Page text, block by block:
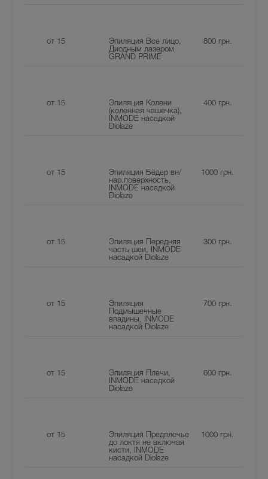
от 15
Эпиляция Все лицо,
Диодным лазером
GRAND PRIME
800грн.
от 15
Эпиляция Колени
(коленная чашечка),
INMODE насадкой
Diolaze
400грн.
от 15
Эпиляция Бёдер вн/
нар.поверхность,
INMODE насадкой
Diolaze
1000 грн.
от 15
Эпиляция Передняя
часть шеи, INMODE
насадкой Diolaze
300грн.
от 15
Эпиляция
Подмышечные
впадины, INMODE
насадкой Diolaze
700грн.
от 15
Эпиляция Плечи,
INMODE насадкой
Diolaze
600грн.
от 15
Эпиляция Предплечье
до локтя не включая
кисти, INMODE
насадкой Diolaze
1000 грн.